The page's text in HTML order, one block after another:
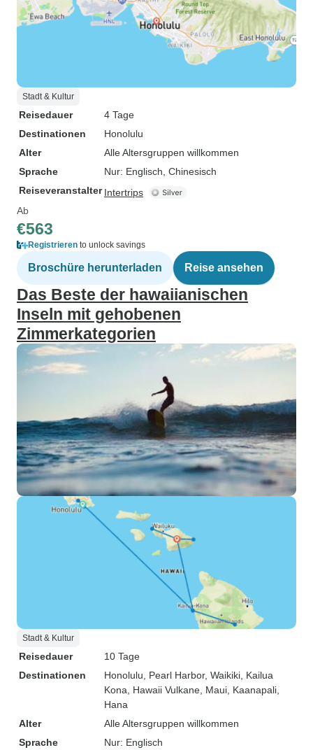
Stadt & Kultur
Reisedauer
4 Tage
Destinationen
Honolulu
Alter
Alle Altersgruppen willkommen
Sprache
Nur: Englisch, Chinesisch
Reiseveranstalter Intertrips
Ab
€563
Registrieren to unlock savings
Broschüre herunterladen Reise ansehen
Das Beste der hawaiianischen
Inseln mit gehobenen
Zimmerkategorien
Stadt & Kultur
Reisedauer
10 Tage
Destinationen
Honolulu , Pearl Harbor, Waikiki , Kailua
Kona , Hawaii Vulkane , Maui , Kaanapali
Hana
Alter
Alle Altersgruppen willkommen
Sprache
Nur: Englisch